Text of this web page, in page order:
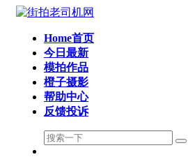
Home首页
今日最新
模拍作品
橙子摄影
帮助中心
反馈投诉